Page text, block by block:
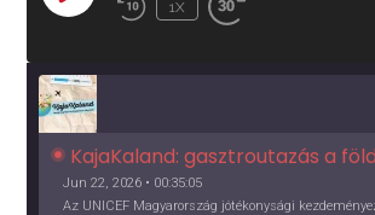
EPISODE
1X
KajaKaland: gasztroutazás a
Jun 22, 2026 • 00:35:05